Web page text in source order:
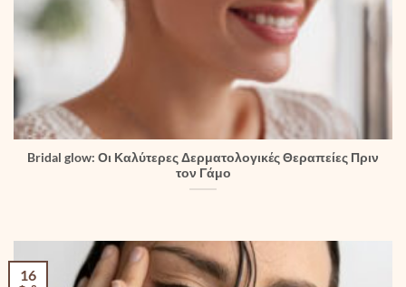
Bridal glow: Οι Καλύτερες Δερματολογικές Θεραπείες Πριν
τον Γάμο
16